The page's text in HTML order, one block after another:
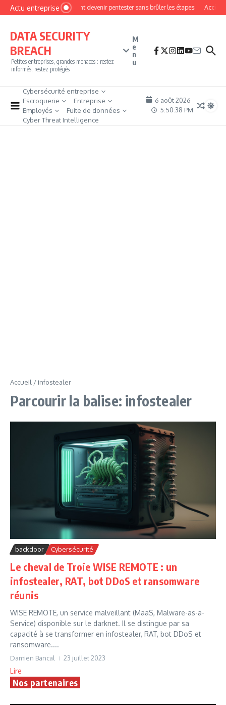
Aller au contenu
Actu entrepriseComment devenir pentester sans brûler les étapes Accès
DATA SECURITY
BREACH
Petites entreprises, grandes menaces : restez
informés, restez protégés
M
e
n
u
Cybersécurité entreprise
Escroquerie
Entreprise
Employés
Fuite de données
Cyber Threat Intelligence
6 août 2026
5:50:38 PM
Accueil / infostealer
Parcourir la balise: infostealer
backdoor Cybersécurité
Le cheval de Troie WISE REMOTE : un
infostealer, RAT, bot DDoS et ransomware
réunis
WISE REMOTE, un service malveillant (MaaS, Malware-as-a-
Service) disponible sur le darknet. Il se distingue par sa
capacité à se transformer en infostealer, RAT, bot DDoS et
ransomware....
Damien Bancal 23 juillet 2023
Lire
Nos partenaires